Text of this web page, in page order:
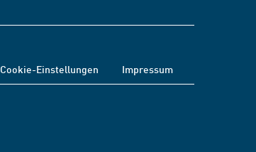
Cookie-Einstellungen Impressum